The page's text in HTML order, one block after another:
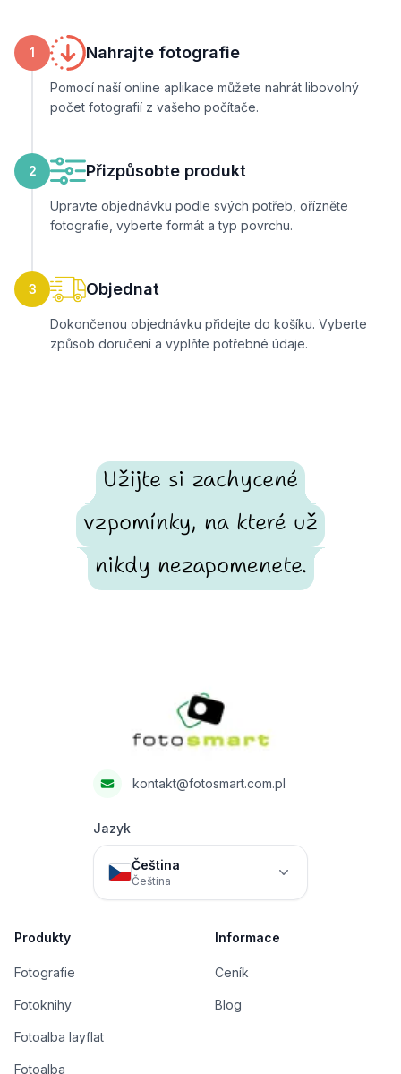
1 Nahrajte fotografie
Pomocí naší online aplikace můžete nahrát libovolný
počet fotografií z vašeho počítače.
2 Přizpůsobte produkt
Upravte objednávku podle svých potřeb, ořízněte
fotografie, vyberte formát a typ povrchu.
3 Objednat
Dokončenou objednávku přidejte do košíku. Vyberte
způsob doručení a vyplňte potřebné údaje.
Užijte si zachycené
vzpomínky, na které už
nikdy nezapomenete.
kontakt@fotosmart.com.pl
Jazyk
Čeština
Čeština
Produkty
Fotografie
Fotoknihy
Fotoalba layflat
Fotoalba
Informace
Ceník
Blog